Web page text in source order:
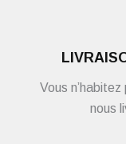
Vous
nous